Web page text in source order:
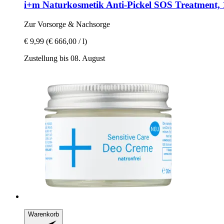
i+m Naturkosmetik Anti-​Pickel SOS Treatment,
Zur Vorsorge & Nachsorge
€ 9,99 (€ 666,00 / l)
Zustellung bis 08. August
Warenkorb